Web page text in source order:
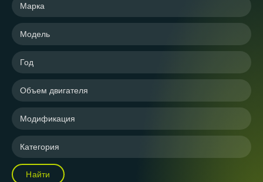
Марка
Модель
Год
Объем двигателя
Модификация
Категория
Найти